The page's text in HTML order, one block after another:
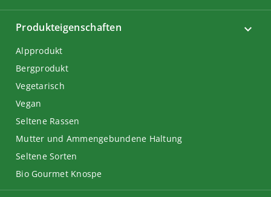
Produkteigenschaften
Alpprodukt
Bergprodukt
Vegetarisch
Vegan
Seltene Rassen
Mutter und Ammengebundene Haltung
Seltene Sorten
Bio Gourmet Knospe